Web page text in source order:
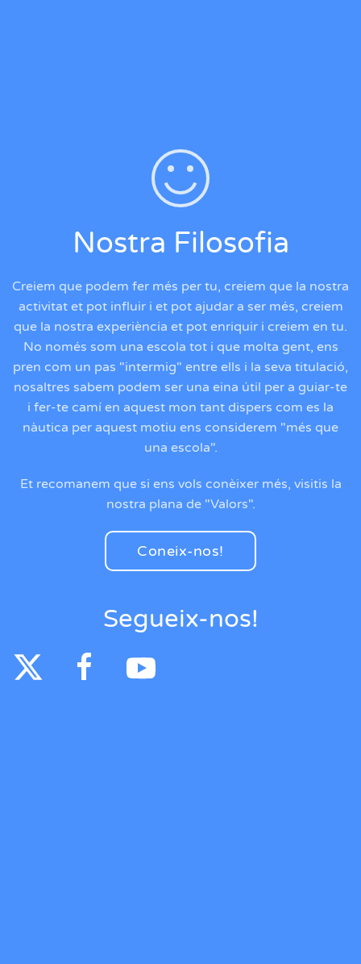
Nostra Filosofia
Creiem que podem fer més per tu, creiem que la nostra
activitat et pot influir i et pot ajudar a ser més, creiem
que la nostra experiència et pot enriquir i creiem en tu.
No només som una escola tot i que molta gent, ens
pren com un pas "intermig" entre ells i la seva titulació,
nosaltres sabem podem ser una eina útil per a guiar-te
i fer-te camí en aquest mon tant dispers com es la
nàutica per aquest motiu ens considerem "més que
una escola".
Et recomanem que si ens vols conèixer més, visitis la
nostra plana de "Valors".
Coneix-nos!
Segueix-nos!